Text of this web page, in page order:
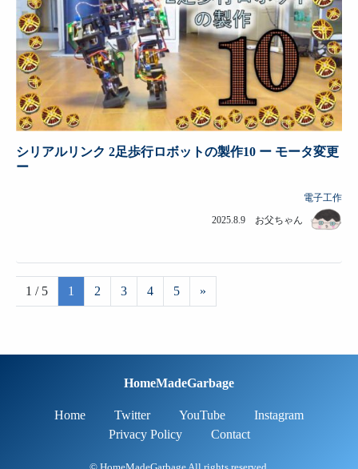
シリアルリンク 2足歩行ロボットの製作10 ー モータ変更
ー
電子工作
2025.8.9 お父ちゃん
1 / 5 1 2 3 4 5 »
HomeMadeGarbage
Home Twitter YouTube
Instagram
Privacy Policy
Contact